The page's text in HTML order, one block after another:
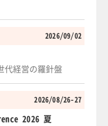
2026/09/02
代経営の羅針盤
2026/08/26-27
2026 夏